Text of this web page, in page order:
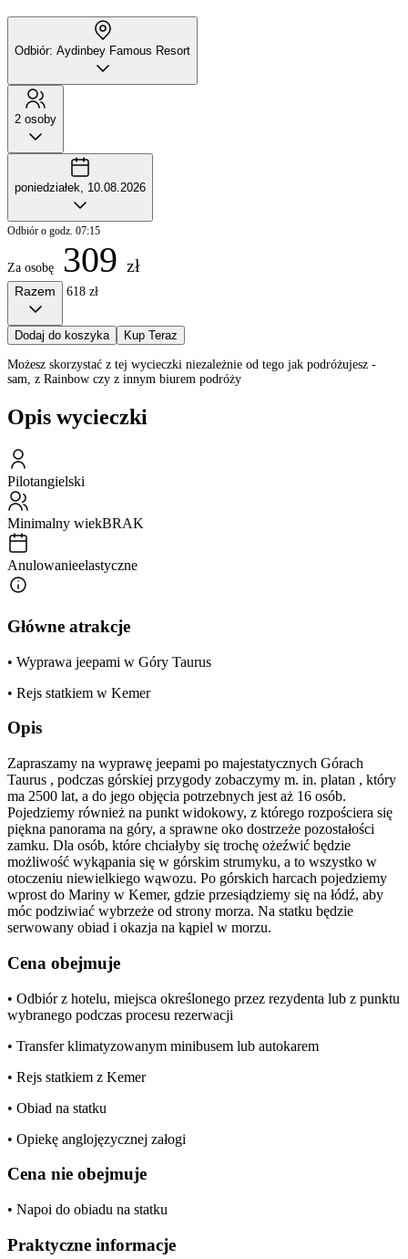
Odbiór: Aydinbey Famous Resort
2 osoby
poniedziałek, 10.08.2026
Odbiór o godz. 07:15
Za osobę 309 zł
Razem 618 zł
Dodaj do koszyka Kup Teraz
Możesz skorzystać z tej wycieczki niezależnie od tego jak podróżujesz -
sam, z Rainbow czy z innym biurem podróży
Opis wycieczki
Pilotangielski
Minimalny wiekBRAK
Anulowanieelastyczne
Główne atrakcje
• Wyprawa jeepami w Góry Taurus
• Rejs statkiem w Kemer
Opis
Zapraszamy na wyprawę jeepami po majestatycznych Górach
Taurus , podczas górskiej przygody zobaczymy m. in. platan , który
ma 2500 lat, a do jego objęcia potrzebnych jest aż 16 osób.
Pojedziemy również na punkt widokowy, z którego rozpościera się
piękna panorama na góry, a sprawne oko dostrzeże pozostałości
zamku. Dla osób, które chciałyby się trochę ożeźwić będzie
możliwość wykąpania się w górskim strumyku, a to wszystko w
otoczeniu niewielkiego wąwozu. Po górskich harcach pojedziemy
wprost do Mariny w Kemer, gdzie przesiądziemy się na łódź, aby
móc podziwiać wybrzeże od strony morza. Na statku będzie
serwowany obiad i okazja na kąpiel w morzu.
Cena obejmuje
• Odbiór z hotelu, miejsca określonego przez rezydenta lub z punktu
wybranego podczas procesu rezerwacji
• Transfer klimatyzowanym minibusem lub autokarem
• Rejs statkiem z Kemer
• Obiad na statku
• Opiekę anglojęzycznej załogi
Cena nie obejmuje
• Napoi do obiadu na statku
Praktyczne informacje